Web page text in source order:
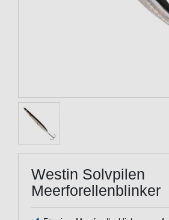
Westin Solvpilen
Meerforellenblinker